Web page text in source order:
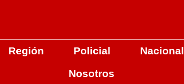
Región Policial Nacional
Nosotros